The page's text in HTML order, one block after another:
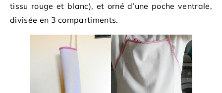
tissu rouge et blanc), et orné d’une poche ventrale,
divisée en 3 compartiments.